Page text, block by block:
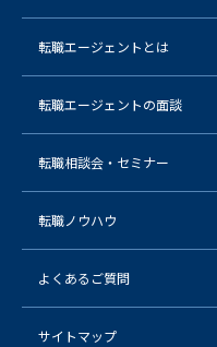
転職エージェントとは
転職エージェントの面談
転職相談会・セミナー
転職ノウハウ
よくあるご質問
サイトマップ